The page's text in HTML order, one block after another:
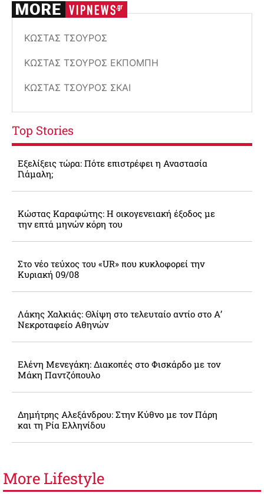
ΚΏΣΤΑΣ ΤΣΟΥΡΌΣ
ΚΏΣΤΑΣ ΤΣΟΥΡΌΣ ΕΚΠΟΜΠΉ
ΚΏΣΤΑΣ ΤΣΟΥΡΌΣ ΣΚΑΙ
Top Stories
Εξελίξεις τώρα: Πότε επιστρέφει η Αναστασία
Γιάμαλη;
Κώστας Καραφώτης: Η οικογενειακή έξοδος με
την επτά μηνών κόρη του
Στο νέο τεύχος του «UR» που κυκλοφορεί την
Κυριακή 09/08
Λάκης Χαλκιάς: Θλίψη στο τελευταίο αντίο στο Α’
Νεκροταφείο Αθηνών
Ελένη Μενεγάκη: Διακοπές στο Φισκάρδο με τον
Μάκη Παντζόπουλο
Δημήτρης Αλεξάνδρου: Στην Κύθνο με τον Πάρη
και τη Ρία Ελληνίδου
More Lifestyle